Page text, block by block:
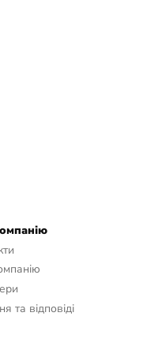
та відповіді